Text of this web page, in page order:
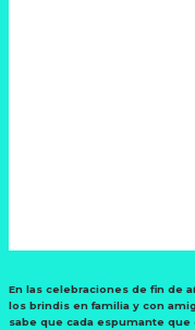
En las celebraciones de fin de
los brindis en familia y con
sabe que cada espumante